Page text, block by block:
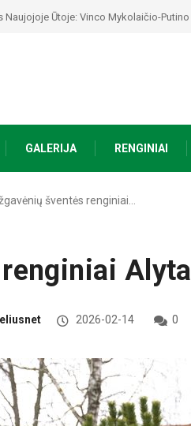
Ūtoje: Vinco Mykolaičio-Putino
GALERIJA RENGINIAI
šventės renginiai…
2026-02-14 0